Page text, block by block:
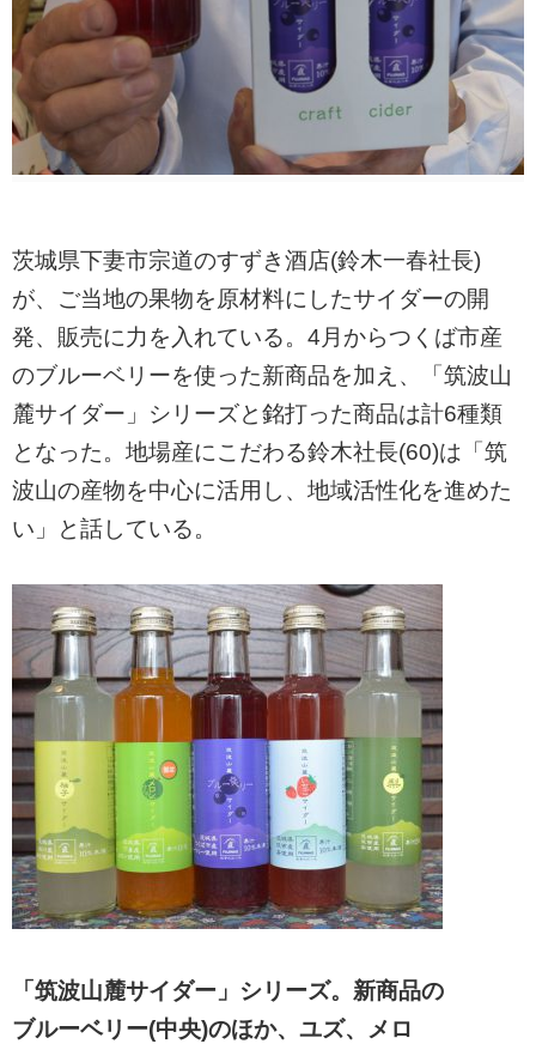
茨城県下妻市宗道のすずき酒店(鈴木一春社長)
が、ご当地の果物を原材料にしたサイダーの開
発、販売に力を入れている。4月からつくば市産
のブルーベリーを使った新商品を加え、「筑波山
麓サイダー」シリーズと銘打った商品は計6種類
となった。地場産にこだわる鈴木社長(60)は「筑
波山の産物を中心に活用し、地域活性化を進めた
い」と話している。
「筑波山麓サイダー」シリーズ。新商品の
ブルーベリー(中央)のほか、ユズ、メロ